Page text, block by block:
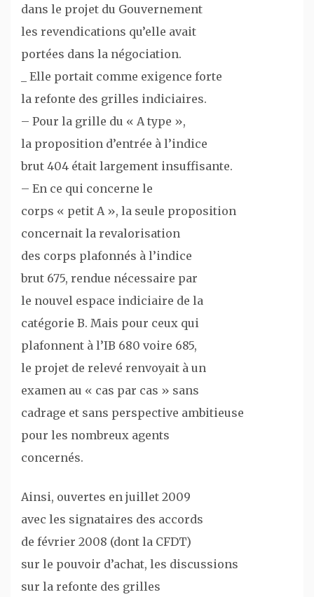
dans le projet du Gouvernement
les revendications qu’elle avait
portées dans la négociation.
_ Elle portait comme exigence forte
la refonte des grilles indiciaires.
– Pour la grille du « A type »,
la proposition d’entrée à l’indice
brut 404 était largement insuffisante.
– En ce qui concerne le
corps « petit A », la seule proposition
concernait la revalorisation
des corps plafonnés à l’indice
brut 675, rendue nécessaire par
le nouvel espace indiciaire de la
catégorie B. Mais pour ceux qui
plafonnent à l’IB 680 voire 685,
le projet de relevé renvoyait à un
examen au « cas par cas » sans
cadrage et sans perspective ambitieuse
pour les nombreux agents
concernés.
Ainsi, ouvertes en juillet 2009
avec les signataires des accords
de février 2008 (dont la CFDT)
sur le pouvoir d’achat, les discussions
sur la refonte des grilles